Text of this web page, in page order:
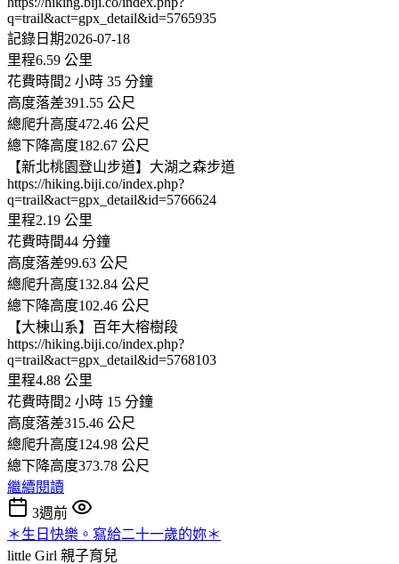
q=trail&act=gpx_detail&id=5765935
記錄日期2026-07-18
里程6.59 公里
花費時間2 小時 35 分鐘
高度落差391.55 公尺
總爬升高度472.46 公尺
總下降高度182.67 公尺
【新北桃園登山步道】大湖之森步道
https://hiking.biji.co/index.php?
q=trail&act=gpx_detail&id=5766624
里程2.19 公里
花費時間44 分鐘
高度落差99.63 公尺
總爬升高度132.84 公尺
總下降高度102.46 公尺
【大棟山系】百年大榕樹段
https://hiking.biji.co/index.php?
q=trail&act=gpx_detail&id=5768103
里程4.88 公里
花費時間2 小時 15 分鐘
高度落差315.46 公尺
總爬升高度124.98 公尺
總下降高度373.78 公尺
繼續閱讀
3週前
＊生日快樂。寫給二十一歲的妳＊
little Girl 親子育兒